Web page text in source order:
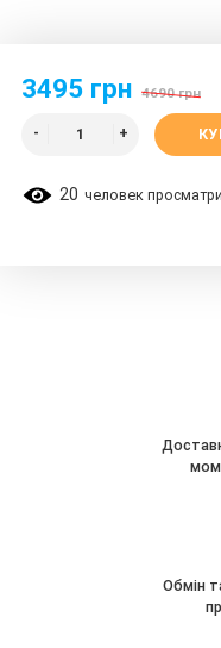
3495 грн 4690 грн
20 человек
Обмін